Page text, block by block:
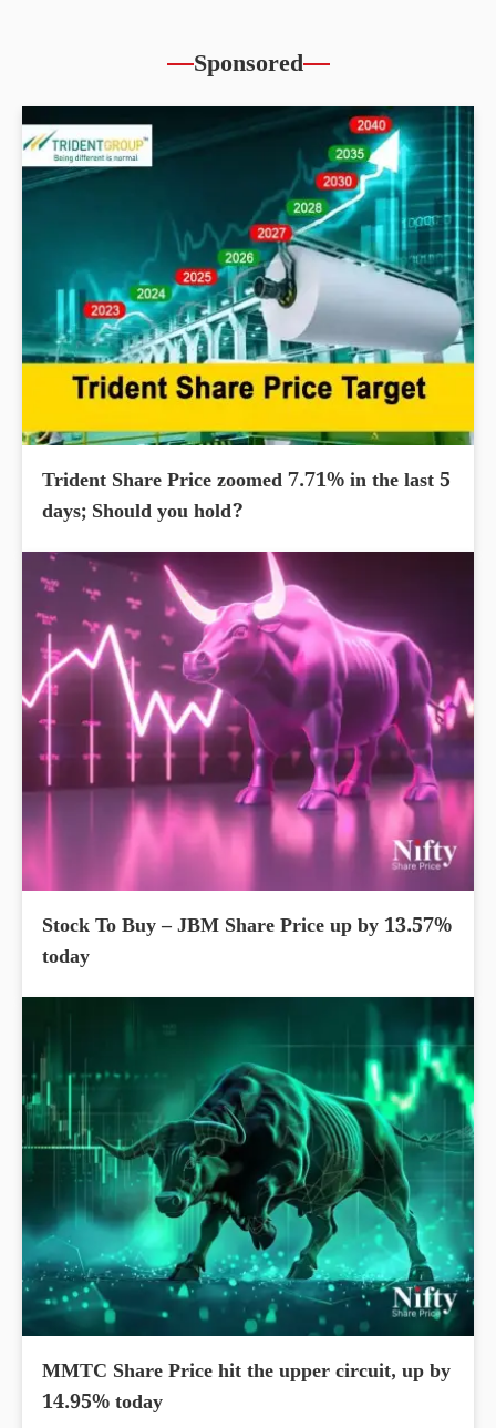
Sponsored
Trident Share Price zoomed 7.71% in the last 5
days; Should you hold?
Stock To Buy – JBM Share Price up by 13.57%
today
MMTC Share Price hit the upper circuit, up by
14.95% today